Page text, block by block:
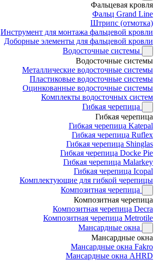
Фальцевая кровля
Фальц Grand Line
Штрипс (отмотка)
Инструмент для монтажа фальцевой кровли
Доборные элементы для фальцевой кровли
Водосточные системы
Водосточные системы
Металлические водосточные системы
Пластиковые водосточные системы
Оцинкованные водосточные системы
Комплекты водосточных систем
Гибкая черепица
Гибкая черепица
Гибкая черепица Katepal
Гибкая черепица Ruflex
Гибкая черепица Shinglas
Гибкая черепица Docke Pie
Гибкая черепица Malarkey
Гибкая черепица Icopal
Комплектующие для гибкой черепицы
Композитная черепица
Композитная черепица
Композитная черепица Decra
Композитная черепица Metrotile
Мансардные окна
Мансардные окна
Мансардные окна Fakro
Мансардные окна AHRD